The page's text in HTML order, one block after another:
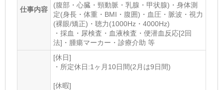
仕事内容
(腹部・心臓・頸動脈・乳腺・甲状腺)・身体測
定(身長・体重・BMI・腹囲)・血圧・脈波・視力
(裸眼/矯正)・聴力(1000Hz・4000Hz)
・採血・尿検査・血液検査・便潜血反応[2回
法]・腫瘍マーカー・診療介助 等
[休日]
・所定休日:1ヶ月10日間(2月は9日間)
[休暇]